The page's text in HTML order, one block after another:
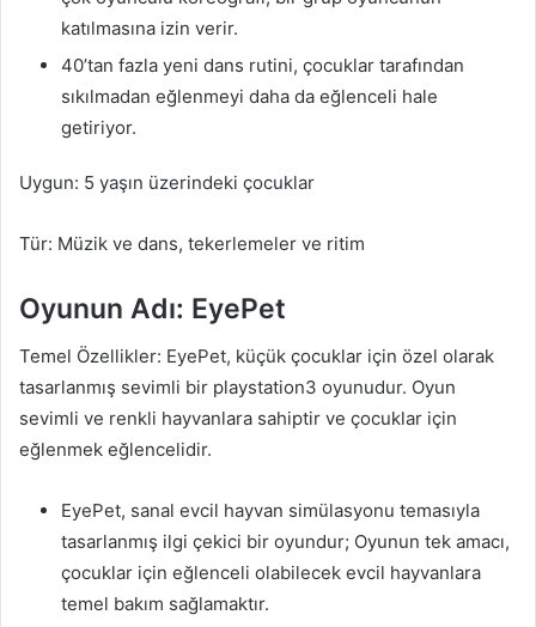
katılmasına izin verir.
40’tan fazla yeni dans rutini, çocuklar tarafından
sıkılmadan eğlenmeyi daha da eğlenceli hale
getiriyor.
Uygun: 5 yaşın üzerindeki çocuklar
Tür: Müzik ve dans, tekerlemeler ve ritim
Oyunun Adı: EyePet
Temel Özellikler: EyePet, küçük çocuklar için özel olarak
tasarlanmış sevimli bir playstation3 oyunudur. Oyun
sevimli ve renkli hayvanlara sahiptir ve çocuklar için
eğlenmek eğlencelidir.
EyePet, sanal evcil hayvan simülasyonu temasıyla
tasarlanmış ilgi çekici bir oyundur; Oyunun tek amacı,
çocuklar için eğlenceli olabilecek evcil hayvanlara
temel bakım sağlamaktır.